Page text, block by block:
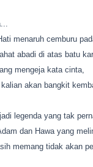
menaruh cemburu
abadi di atas batu
mengeja kata cinta,
akan bangkit
legenda yang tak
dan Hawa yang
memang tidak akan